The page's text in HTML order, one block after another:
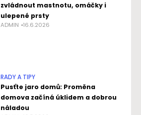
zvládnout mastnotu, omáčky i
ulepené prsty
ADMIN 16.6.2026
RADY A TIPY
Pusťte jaro domů: Proměna
domova začíná úklidem a dobrou
náladou